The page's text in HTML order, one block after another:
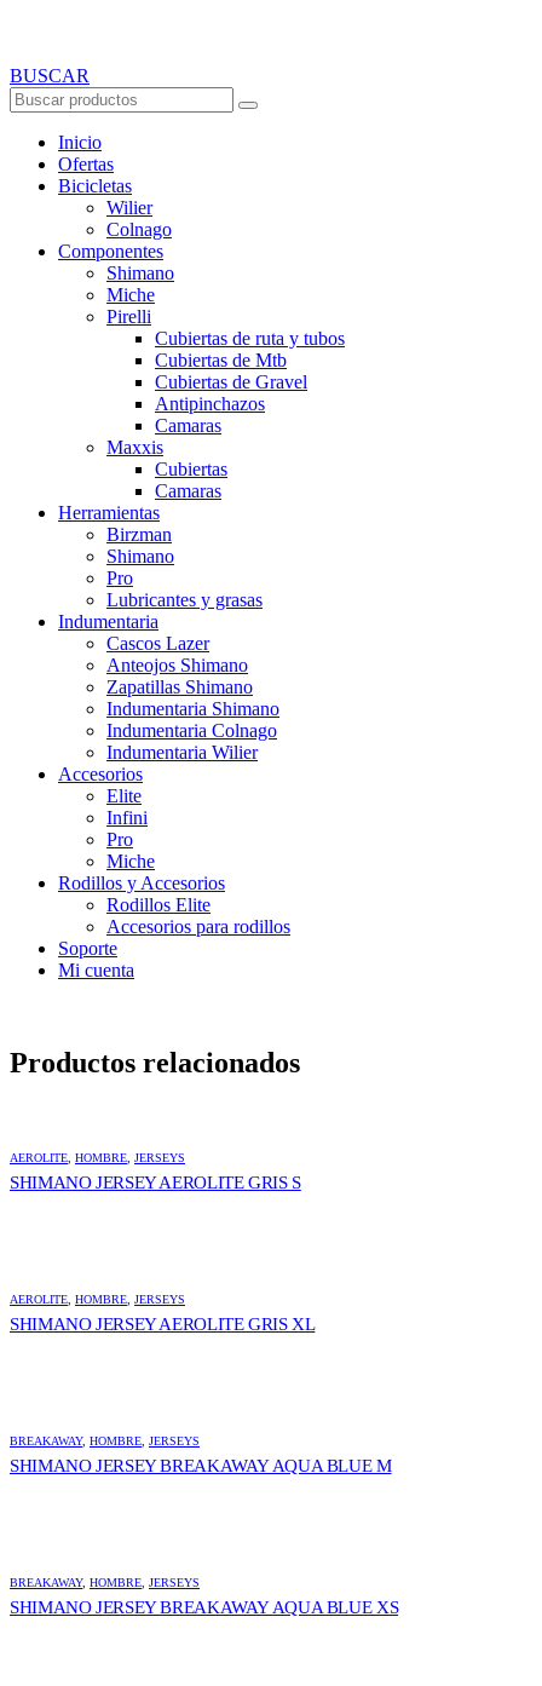
BUSCAR
Inicio
Ofertas
Bicicletas
Wilier
Colnago
Componentes
Shimano
Miche
Pirelli
Cubiertas de ruta y tubos
Cubiertas de Mtb
Cubiertas de Gravel
Antipinchazos
Camaras
Maxxis
Cubiertas
Camaras
Herramientas
Birzman
Shimano
Pro
Lubricantes y grasas
Indumentaria
Cascos Lazer
Anteojos Shimano
Zapatillas Shimano
Indumentaria Shimano
Indumentaria Colnago
Indumentaria Wilier
Accesorios
Elite
Infini
Pro
Miche
Rodillos y Accesorios
Rodillos Elite
Accesorios para rodillos
Soporte
Mi cuenta
Productos relacionados
AEROLITE HOMBRE JERSEYS
SHIMANO JERSEY AEROLITE GRIS S
AEROLITE HOMBRE JERSEYS
SHIMANO JERSEY AEROLITE GRIS XL
BREAKAWAY, HOMBRE JERSEYS
SHIMANO JERSEY BREAKAWAY AQUA BLUE M
BREAKAWAY, HOMBRE JERSEYS
SHIMANO JERSEY BREAKAWAY AQUA BLUE XS